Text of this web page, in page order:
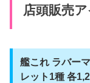
店頭販売
艦これ ラバー
レット1種 各